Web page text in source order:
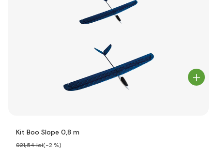
Kit Boo Slope 0,8 m
921,54 lei(-2 %)